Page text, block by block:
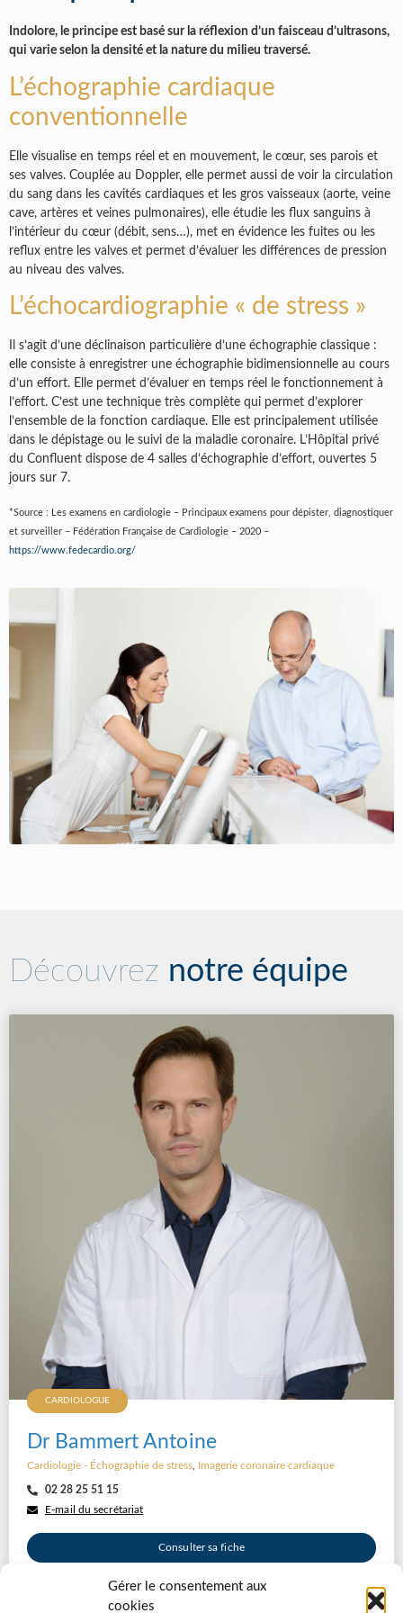
Gérer le consentement aux
cookies
Indolore, le principe est basé sur la réflexion d’un faisceau d’ultrasons,
qui varie selon la densité et la nature du milieu traversé.
L’échographie cardiaque
conventionnelle
Elle visualise en temps réel et en mouvement, le cœur, ses parois et
ses valves. Couplée au Doppler, elle permet aussi de voir la circulation
du sang dans les cavités cardiaques et les gros vaisseaux (aorte, veine
cave, artères et veines pulmonaires), elle étudie les flux sanguins à
l’intérieur du cœur (débit, sens…), met en évidence les fuites ou les
reflux entre les valves et permet d’évaluer les différences de pression
au niveau des valves.
L’échocardiographie « de stress »
Il s’agit d’une déclinaison particulière d’une échographie classique :
elle consiste à enregistrer une échographie bidimensionnelle au cours
d’un effort. Elle permet d’évaluer en temps réel le fonctionnement à
l’effort. C’est une technique très complète qui permet d’explorer
l’ensemble de la fonction cardiaque. Elle est principalement utilisée
dans le dépistage ou le suivi de la maladie coronaire. L’Hôpital privé
du Confluent dispose de 4 salles d’échographie d’effort, ouvertes 5
jours sur 7.
*Source : Les examens en cardiologie – Principaux examens pour dépister, diagnostiquer
et surveiller – Fédération Française de Cardiologie – 2020 –
https://www.fedecardio.org/
Découvrez notre équipe
CARDIOLOGUE
Dr Bammert Antoine
Cardiologie - Échographie de stress Imagerie coronaire cardiaque
02 28 25 51 15
E-mail du secrétariat
Consulter sa fiche